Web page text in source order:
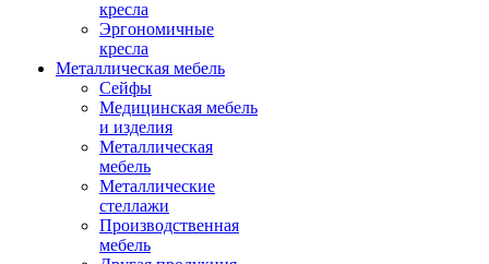
кресла
Эргономичные
кресла
Металлическая мебель
Сейфы
Медицинская мебель
и изделия
Металлическая
мебель
Металлические
стеллажи
Производственная
мебель